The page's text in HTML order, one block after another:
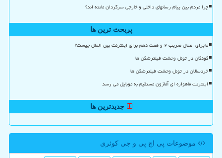
چرا مردم بین پیام رسانهای داخلی و خارجی سرگردان مانده اند؟
پربحث ترین ها
ماجرای اعمال ضریب ۲ و هفت دهم برای اینترنت بین الملل چیست؟
کودکان در تونل وحشت فیلترشکن ها
خردسالان در تونل وحشت فیلترشکن ها
اینترنت ماهواره ای آمازون مستقیم به موبایل می رسد
جدیدترین ها
موضوعات پی اچ پی و جی كوئری